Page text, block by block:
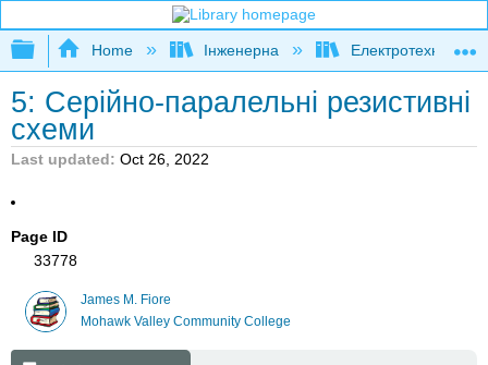
Expand/collapse global hierarchy
Home Інженерна Електротехніка
5: Серійно-паралельні резистивні
схеми
Last updated Oct 26, 2022
Page ID
33778
James M. Fiore
Mohawk Valley Community College